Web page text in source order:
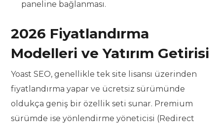
paneline bağlanması.
2026 Fiyatlandırma
Modelleri ve Yatırım Getirisi
Yoast SEO, genellikle tek site lisansı üzerinden
fiyatlandırma yapar ve ücretsiz sürümünde
oldukça geniş bir özellik seti sunar. Premium
sürümde ise yönlendirme yöneticisi (Redirect